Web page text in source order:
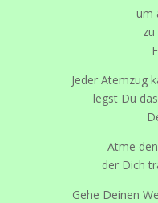
um
zu
Jeder Atemzug
legst Du
Atme
der Dich
Gehe Deinen